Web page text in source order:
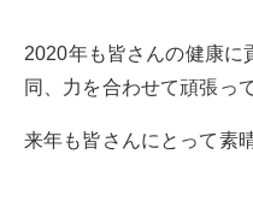
2020年も皆さんの健康に
同、力を合わせて頑張っ
来年も皆さんにとって素